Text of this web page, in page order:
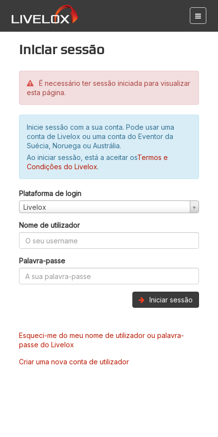
Iniciar sessão
É necessário ter sessão iniciada para visualizar
esta página.
Inicie sessão com a sua conta. Pode usar uma
conta de Livelox ou uma conta do Eventor da
Suécia, Noruega ou Austrália.
Ao iniciar sessão, está a aceitar osTermos e
Condições do Livelox.
Plataforma de login
Livelox
Nome de utilizador
Palavra-passe
Iniciar sessão
Esqueci-me do meu nome de utilizador ou palavra-
passe do Livelox
Criar uma nova conta de utilizador